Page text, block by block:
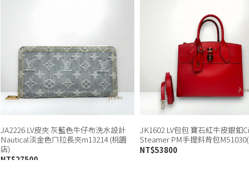
JA2226 LV皮夾 灰藍色牛仔布洗水設計
Nautical淡金色ㄇ拉長夾m13214 (桃園
店)
NT$27500
JK1602 LV包包 寶石紅牛皮銀釦
Steamer PM手提斜背包
NT$53800